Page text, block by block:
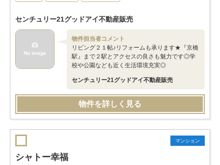
センチュリー21グッドアイ不動産販売
物件担当者コメント
リビング２１帖♪リフォームも承ります★『京橋
駅』まで２駅とアクセスの良さも魅力です◎学
校や公園なども近く生活環境充実◎
センチュリー21グッドアイ不動産販売
物件を詳しく見る
マンション
シャトー幸福